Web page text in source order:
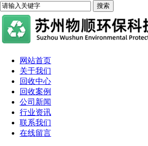
网站首页
关于我们
回收中心
回收案例
公司新闻
行业资讯
联系我们
在线留言